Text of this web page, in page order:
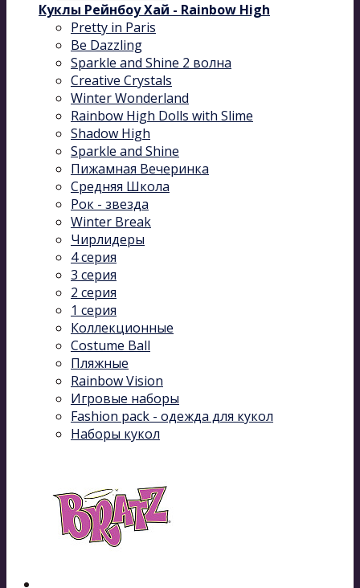
Куклы Рейнбоу Хай - Rainbow High
Pretty in Paris
Be Dazzling
Sparkle and Shine 2 волна
Сreative Сrystals
Winter Wonderland
Rainbow High Dolls with Slime
Shadow High
Sparkle and Shine
Пижамная Вечеринка
Средняя Школа
Рок - звезда
Winter Break
Чирлидеры
4 серия
3 серия
2 серия
1 серия
Коллекционные
Costume Ball
Пляжные
Rainbow Vision
Игровые наборы
Fashion pack - одежда для кукол
Наборы кукол